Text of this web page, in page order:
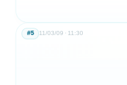
11/03/09 11:30
#5